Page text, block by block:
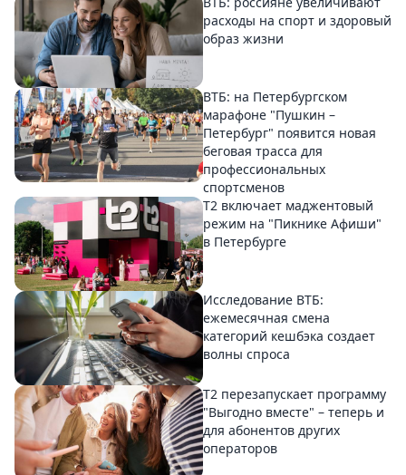
расходы на спорт и здоровый
образ жизни
ВТБ: на Петербургском
марафоне "Пушкин –
Петербург" появится новая
беговая трасса для
профессиональных
спортсменов
Т2 включает маджентовый
режим на "Пикнике Афиши"
в Петербурге
Исследование ВТБ:
ежемесячная смена
категорий кешбэка создает
волны спроса
Т2 перезапускает программу
"Выгодно вместе" – теперь и
для абонентов других
операторов